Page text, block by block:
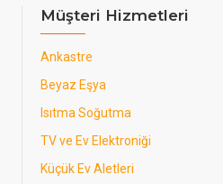
Müşteri Hizmetleri
Ankastre
Beyaz Eşya
Isıtma Soğutma
TV ve Ev Elektroniği
Küçük Ev Aletleri